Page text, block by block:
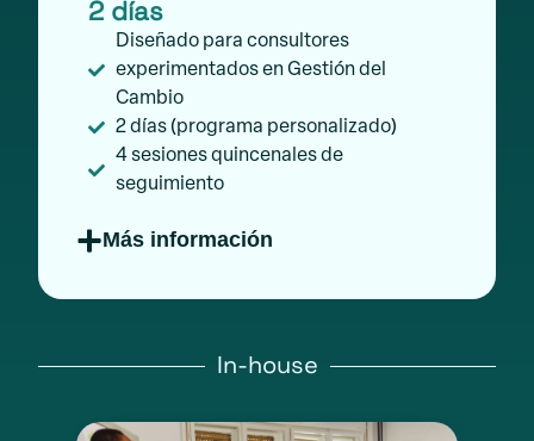
2 días
Diseñado para consultores
experimentados en Gestión del
Cambio
2 días (programa personalizado)
4 sesiones quincenales de
seguimiento
Más información
In-house